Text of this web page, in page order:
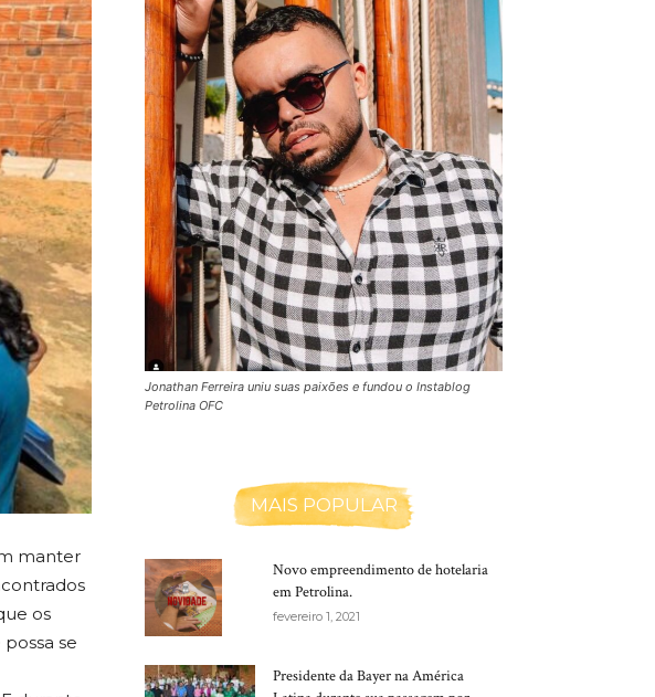
manter
os
se
Jonathan Ferreira uniu suas paixões e fundou o Instablog
Petrolina OFC
MAIS POPULAR
Novo empreendimento de hotelaria
em Petrolina.
fevereiro 1, 2021
Presidente da Bayer na América